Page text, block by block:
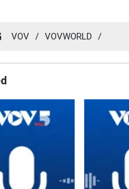
VOV / VOVWORLD /